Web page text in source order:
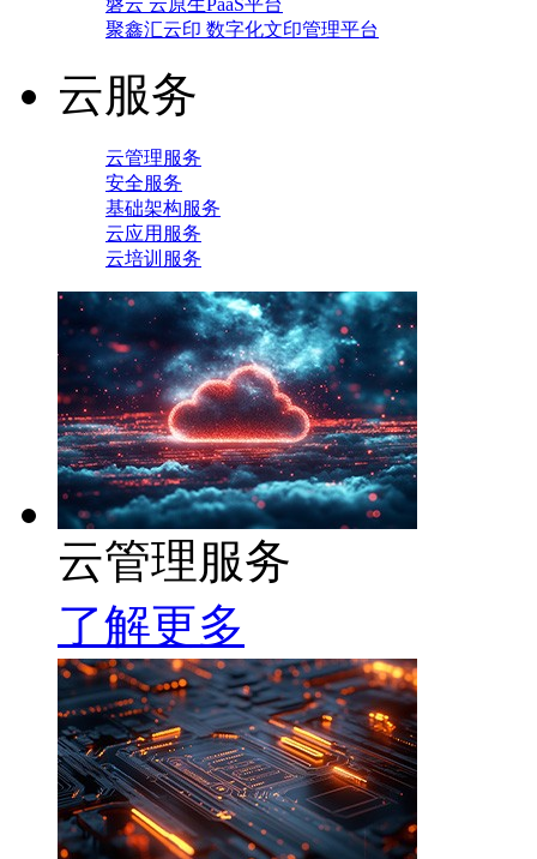
磐云 云原生PaaS平台
聚鑫汇云印 数字化文印管理平台
云服务
云管理服务
安全服务
基础架构服务
云应用服务
云培训服务
云管理服务
了解更多